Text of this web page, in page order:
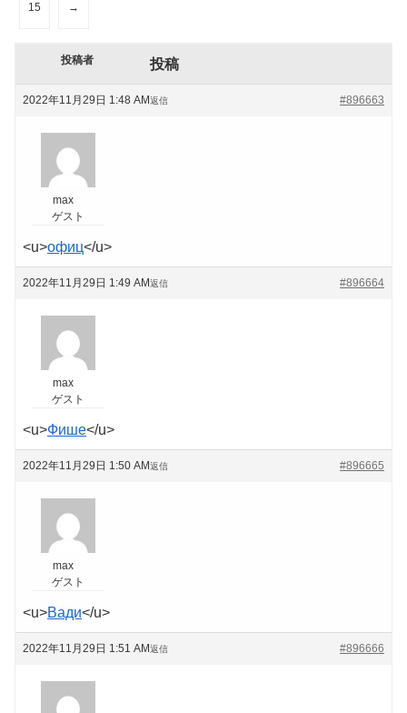
15 →
投稿者 投稿
2022年11月29日 1:48 AM #896663
返信
max
ゲスト
<u>офиц</u>
2022年11月29日 1:49 AM #896664
返信
max
ゲスト
<u>Фише</u>
2022年11月29日 1:50 AM #896665
返信
max
ゲスト
<u>Вади</u>
2022年11月29日 1:51 AM #896666
返信